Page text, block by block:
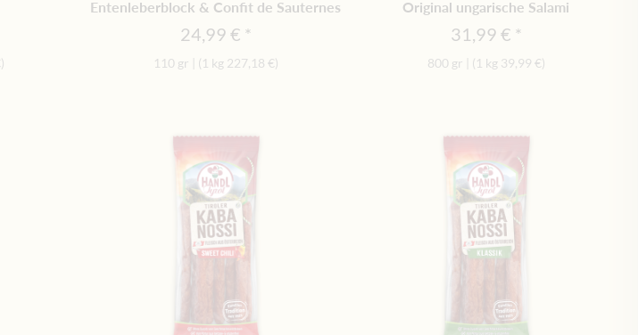
)
Entenleberblock & Confit de Sauternes
24,99 €
110 gr (1 kg 227,18 €)
Original ungarische Salami
31,99 €
800 gr (1 kg 39,99 €)